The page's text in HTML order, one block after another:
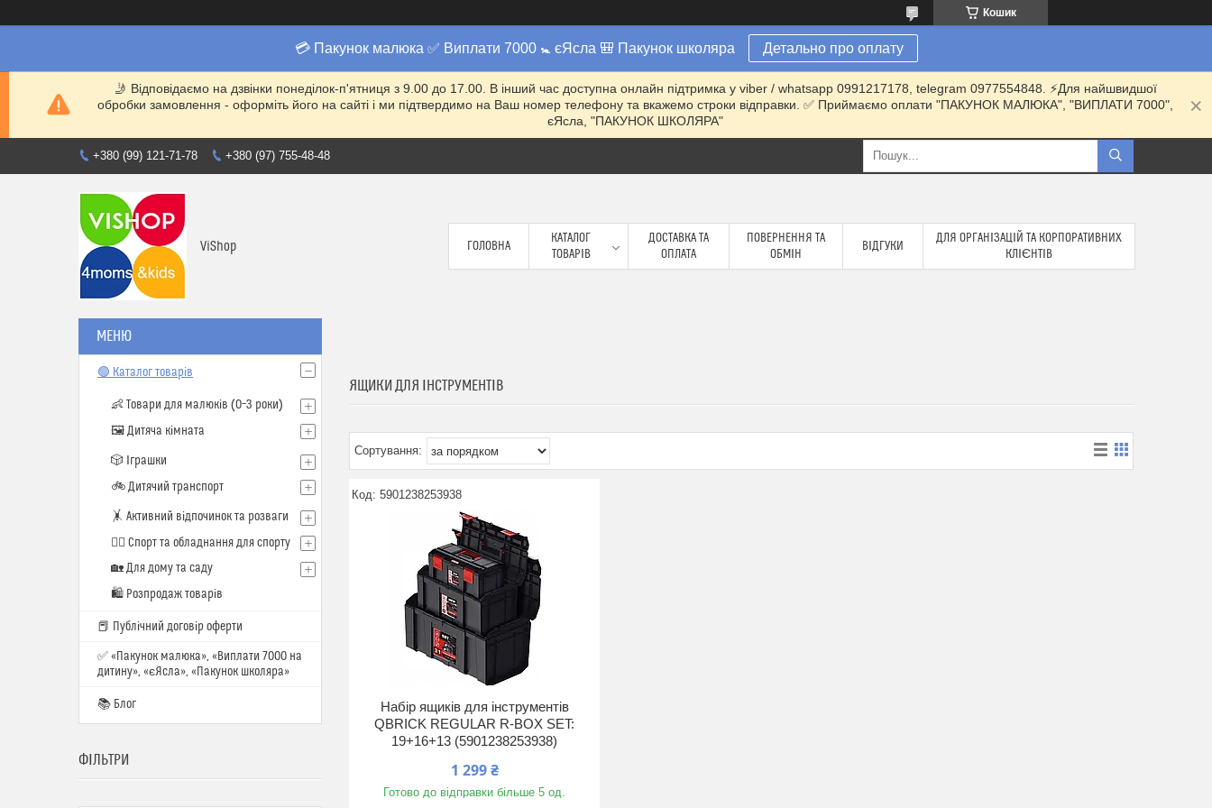
Кошик
💳 Пакунок малюка ✅ Виплати 7000 🚼 єЯсла 🎒 Пакунок школяра Детально про оплату
🤳 Відповідаємо на дзвінки понеділок-п'ятниця з 9.00 до 17.00. В інший час доступна онлайн підтримка у viber / whatsapp 0991217178, telegram 0977554848. ⚡️Для найшвидшої
обробки замовлення - оформіть його на сайті і ми підтвердимо на Ваш номер телефону та вкажемо строки відправки. ✅ Приймаємо оплати "ПАКУНОК МАЛЮКА", "ВИПЛАТИ 7000",
єЯсла, "ПАКУНОК ШКОЛЯРА"
+380 (99) 121-71-78 +380 (97) 755-48-48
ViShop ГОЛОВНА
КАТАЛОГ
ТОВАРІВ
ДОСТАВКА ТА
ОПЛАТА
ПОВЕРНЕННЯ ТА
ОБМІН
ВІДГУКИ
ДЛЯ ОРГАНІЗАЦІЙ ТА КОРПОРАТИВНИХ
КЛІЄНТІВ
ЯЩИКИ ДЛЯ ІНСТРУМЕНТІВ
5901238253938
Набір ящиків для інструментів
QBRICK REGULAR R-BOX SET:
19+16+13 (5901238253938)
1 299 ₴
Готово до відправки більше 5 од.
🟢 Каталог товарів
👶 Товари для малюків (0–3 роки)
🖼️ Дитяча кімната
🎲 Іграшки
🚲 Дитячий транспорт
🤸 Активний відпочинок та розваги
🏋️‍♂️ Спорт та обладнання для спорту
🏡 Для дому та саду
🛍 Розпродаж товарів
📕 Публічний договір оферти
✅ «Пакунок малюка», «Виплати 7000 на
дитину», «єЯсла», «Пакунок школяра»
📚 Блог
ФІЛЬТРИ